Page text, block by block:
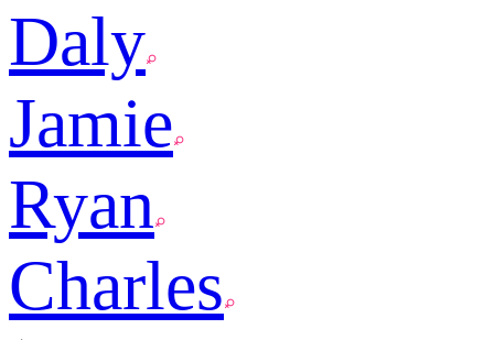
Daly
Jamie
Ryan
Charles